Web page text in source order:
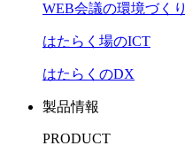
WEB会議の環境づくり
はたらく場のICT
はたらくのDX
製品情報
PRODUCT